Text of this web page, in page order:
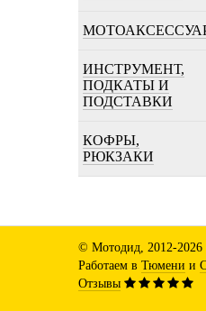
ИНСТРУМЕНТ,
ПОДКАТЫ И
ПОДСТАВКИ
КОФРЫ,
РЮКЗАКИ
© Мотодид, 2012-2026
Работаем в Тюмени и
Отзывы